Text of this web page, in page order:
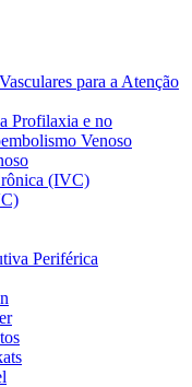
para a Atenção
Profilaxia e no
Venoso
(IVC)
Periférica